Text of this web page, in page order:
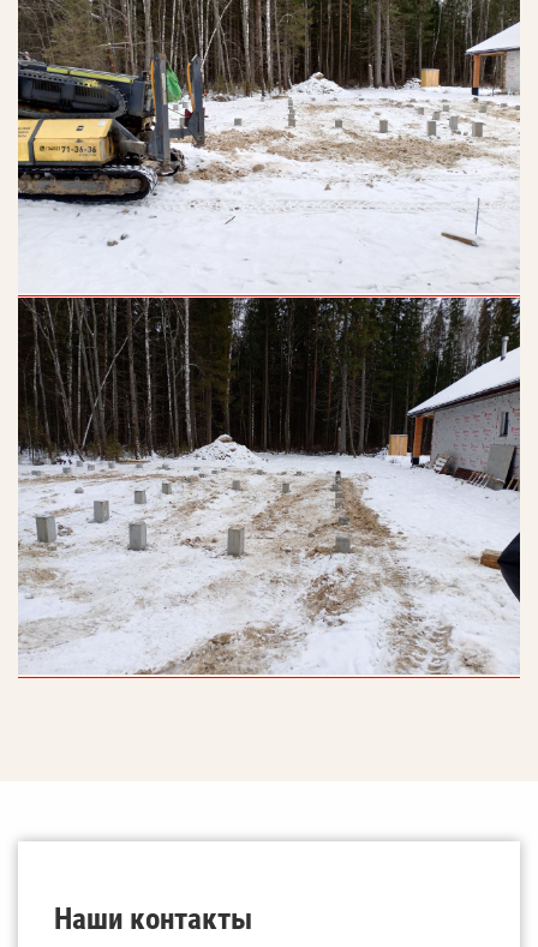
Наши контакты